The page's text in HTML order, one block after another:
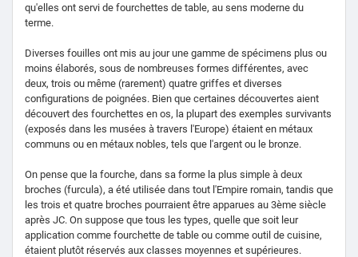
qu'elles ont servi de fourchettes de table, au sens moderne du
terme.
Diverses fouilles ont mis au jour une gamme de spécimens plus ou
moins élaborés, sous de nombreuses formes différentes, avec
deux, trois ou même (rarement) quatre griffes et diverses
configurations de poignées. Bien que certaines découvertes aient
découvert des fourchettes en os, la plupart des exemples survivants
(exposés dans les musées à travers l'Europe) étaient en métaux
communs ou en métaux nobles, tels que l'argent ou le bronze.
On pense que la fourche, dans sa forme la plus simple à deux
broches (furcula), a été utilisée dans tout l'Empire romain, tandis que
les trois et quatre broches pourraient être apparues au 3ème siècle
après JC. On suppose que tous les types, quelle que soit leur
application comme fourchette de table ou comme outil de cuisine,
étaient plutôt réservés aux classes moyennes et supérieures.